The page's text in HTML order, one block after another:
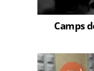
Camps